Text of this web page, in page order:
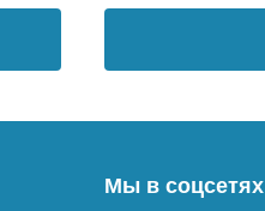
Мы в соцсетях